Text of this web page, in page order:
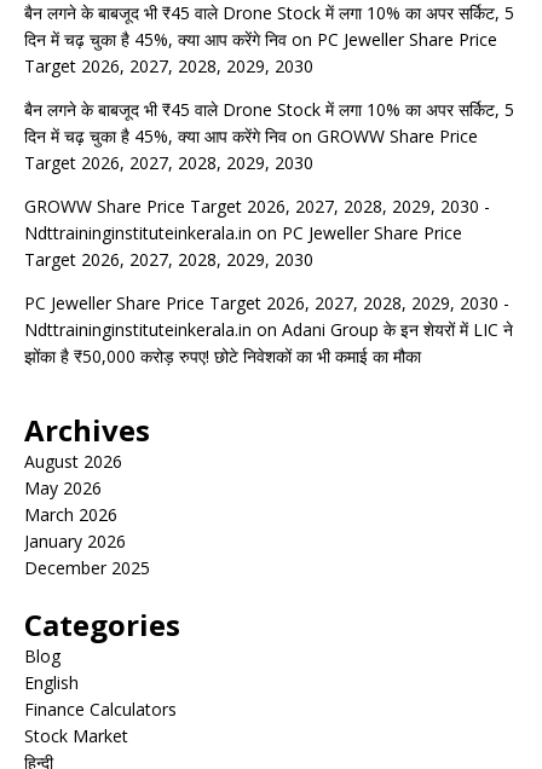
बैन लगने के बाबजूद भी ₹45 वाले Drone Stock में लगा 10% का अपर सर्किट, 5
दिन में चढ़ चुका है 45%, क्या आप करेंगे निव on PC Jeweller Share Price
Target 2026, 2027, 2028, 2029, 2030
बैन लगने के बाबजूद भी ₹45 वाले Drone Stock में लगा 10% का अपर सर्किट, 5
दिन में चढ़ चुका है 45%, क्या आप करेंगे निव on GROWW Share Price
Target 2026, 2027, 2028, 2029, 2030
GROWW Share Price Target 2026, 2027, 2028, 2029, 2030 -
Ndttraininginstituteinkerala.in on PC Jeweller Share Price
Target 2026, 2027, 2028, 2029, 2030
PC Jeweller Share Price Target 2026, 2027, 2028, 2029, 2030 -
Ndttraininginstituteinkerala.in on Adani Group के इन शेयरों में LIC ने
झोंका है ₹50,000 करोड़ रुपए! छोटे निवेशकों का भी कमाई का मौका
Archives
August 2026
May 2026
March 2026
January 2026
December 2025
Categories
Blog
English
Finance Calculators
Stock Market
हिन्दी